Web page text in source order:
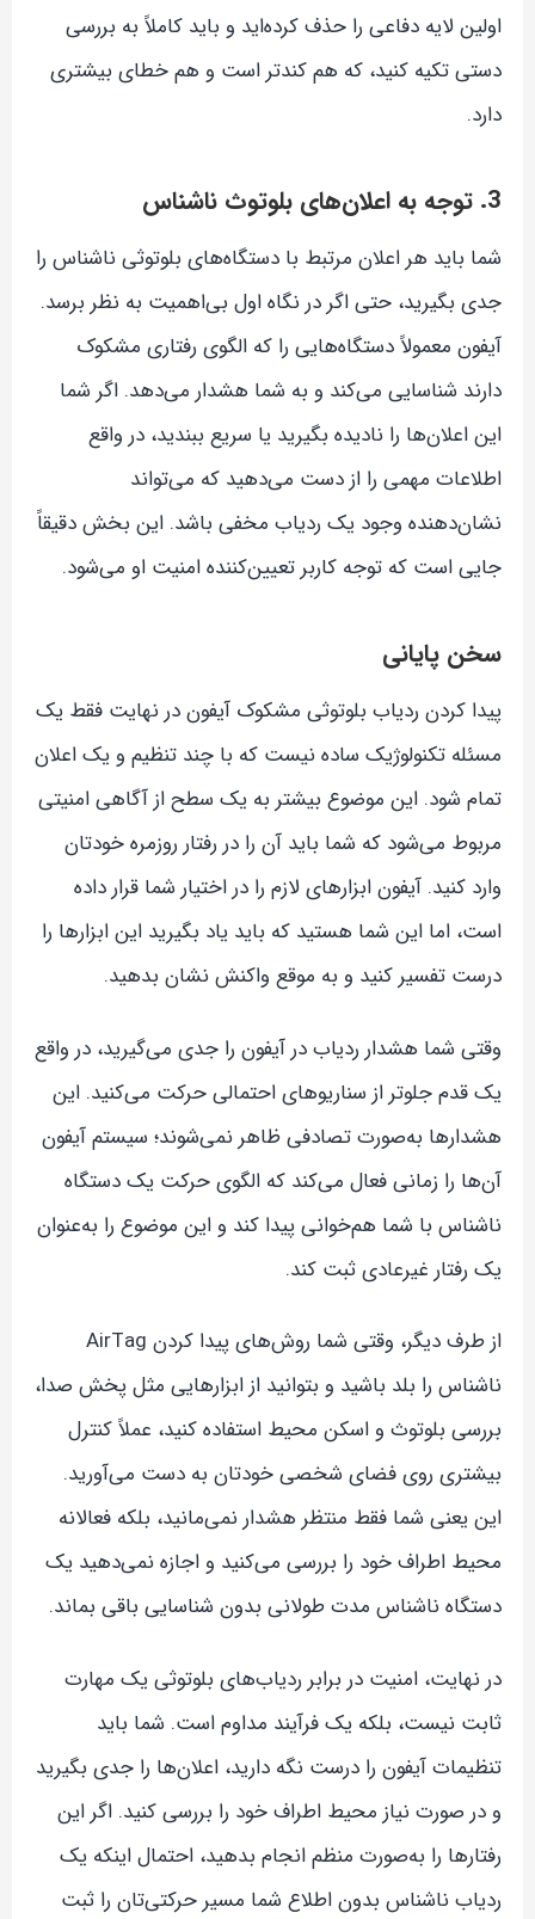
اولین لایه دفاعی را حذف کرده‌اید و باید کاملاً به بررسی
دستی تکیه کنید، که هم کندتر است و هم خطای بیشتری
دارد.
3. توجه به اعلان‌های بلوتوث ناشناس
شما باید هر اعلان مرتبط با دستگاه‌های بلوتوثی ناشناس را
جدی بگیرید، حتی اگر در نگاه اول بی‌اهمیت به نظر برسد.
آیفون معمولاً دستگاه‌هایی را که الگوی رفتاری مشکوک
دارند شناسایی می‌کند و به شما هشدار می‌دهد. اگر شما
این اعلان‌ها را نادیده بگیرید یا سریع ببندید، در واقع
اطلاعات مهمی را از دست می‌دهید که می‌تواند
نشان‌دهنده وجود یک ردیاب مخفی باشد. این بخش دقیقاً
جایی است که توجه کاربر تعیین‌کننده امنیت او می‌شود.
سخن پایانی
پیدا کردن ردیاب بلوتوثی مشکوک آیفون در نهایت فقط یک
مسئله تکنولوژیک ساده نیست که با چند تنظیم و یک اعلان
تمام شود. این موضوع بیشتر به یک سطح از آگاهی امنیتی
مربوط می‌شود که شما باید آن را در رفتار روزمره خودتان
وارد کنید. آیفون ابزارهای لازم را در اختیار شما قرار داده
است، اما این شما هستید که باید یاد بگیرید این ابزارها را
درست تفسیر کنید و به موقع واکنش نشان بدهید.
وقتی شما هشدار ردیاب در آیفون را جدی می‌گیرید، در واقع
یک قدم جلوتر از سناریوهای احتمالی حرکت می‌کنید. این
هشدارها به‌صورت تصادفی ظاهر نمی‌شوند؛ سیستم آیفون
آن‌ها را زمانی فعال می‌کند که الگوی حرکت یک دستگاه
ناشناس با شما هم‌خوانی پیدا کند و این موضوع را به‌عنوان
یک رفتار غیرعادی ثبت کند.
از طرف دیگر، وقتی شما روش‌های پیدا کردن AirTag
ناشناس را بلد باشید و بتوانید از ابزارهایی مثل پخش صدا،
بررسی بلوتوث و اسکن محیط استفاده کنید، عملاً کنترل
بیشتری روی فضای شخصی خودتان به دست می‌آورید.
این یعنی شما فقط منتظر هشدار نمی‌مانید، بلکه فعالانه
محیط اطراف خود را بررسی می‌کنید و اجازه نمی‌دهید یک
دستگاه ناشناس مدت طولانی بدون شناسایی باقی بماند.
در نهایت، امنیت در برابر ردیاب‌های بلوتوثی یک مهارت
ثابت نیست، بلکه یک فرآیند مداوم است. شما باید
تنظیمات آیفون را درست نگه دارید، اعلان‌ها را جدی بگیرید
و در صورت نیاز محیط اطراف خود را بررسی کنید. اگر این
رفتارها را به‌صورت منظم انجام بدهید، احتمال اینکه یک
ردیاب ناشناس بدون اطلاع شما مسیر حرکتی‌تان را ثبت